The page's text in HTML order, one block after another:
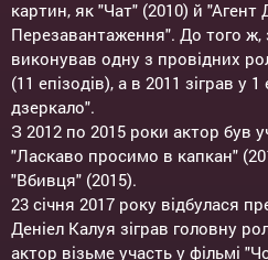
картин, як "Чат" (2010) й "Агент
Перезавантаження". До того ж,
виконував одну з провідних
(11 епізодів), а в 2011 зіграв у
дзеркало".
З 2012 по 2015 роки актор був
"Ласкаво просимо в капкан"
"Вбивця" (2015).
23 січня 2017 року відбулася
Деніел Калуя зіграв головну
актор візьме участь у фільмі